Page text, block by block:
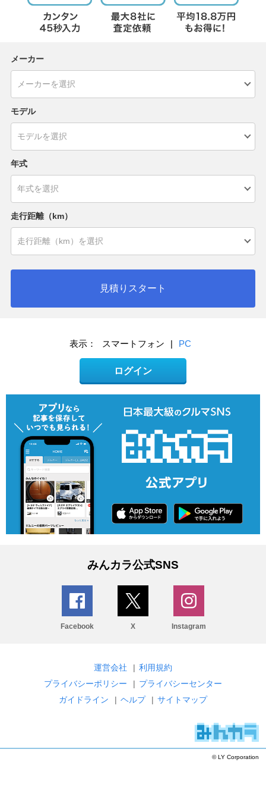
メーカー
モデル
年式
走行距離（km）
見積りスタート
表示： スマートフォン | PC
ログイン
みんカラ公式SNS
Facebook X Instagram
運営会社 | 利用規約
プライバシーポリシー
| プライバシーセンター
ガイドライン
| ヘルプ | サイトマップ
© LY Corporation